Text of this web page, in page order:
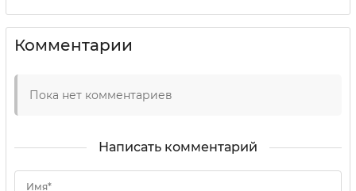
Комментарии
Пока нет комментариев
Написать комментарий
Имя*